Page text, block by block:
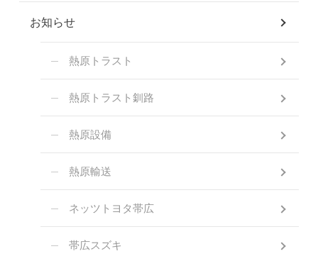
お知らせ
熱原トラスト
熱原トラスト釧路
熱原設備
熱原輸送
ネッツトヨタ帯広
帯広スズキ